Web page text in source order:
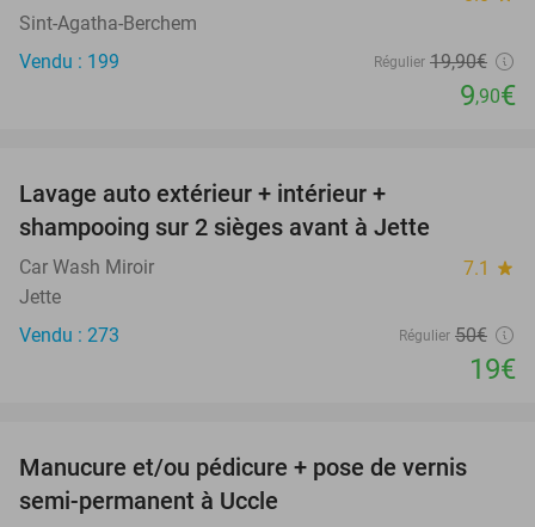
Sint-Agatha-Berchem
Vendu : 199
Régulier 19,90€
9,90€
Lavage auto extérieur + intérieur +
shampooing sur 2 sièges avant à Jette
Car Wash Miroir 7.1 star
Jette
Vendu : 273
Régulier 50€
19€
43%
OUT
Manucure et/ou pédicure + pose de vernis
semi-permanent à Uccle